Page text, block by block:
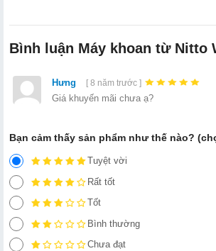
Bình luận Máy khoan từ Nitto
Hưng [ 8 năm trước ]
Giá khuyến mãi chưa ạ?
Bạn cảm thấy sản phẩm như thế nào?
Tuyệt vời
Rất tốt
Tốt
Bình thường
Chưa đạt